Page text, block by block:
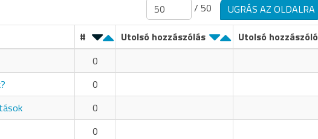
/ 50
UGRÁS AZ OLDALRA
# Utolsó hozzászólás
Utolsó hozzászóló
0
0
0
0